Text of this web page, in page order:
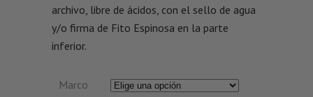
archivo, libre de ácidos, con el sello de agua
y/o firma de Fito Espinosa en la parte
inferior.
Marco